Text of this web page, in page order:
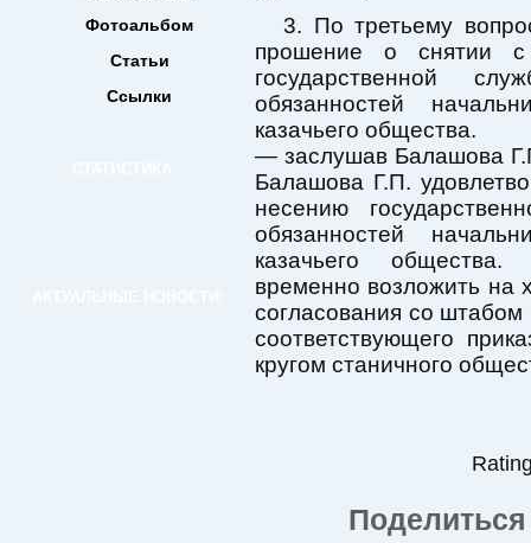
Фотоальбом
Статьи
Ссылки
3. По третьему
прошение о снятии с
государственной
обязанностей
казачьего общества.
— заслушав Балашова
Балашова Г.П.
несению
обязанностей
казачьего
временно возложить на
согласования со
соответствующего
кругом станичного